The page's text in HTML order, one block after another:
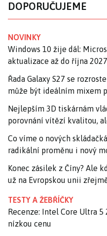
DOPORUČUJEME
NOVINKY
Windows 10 žije dál:
aktualizace až do října 2027
Řada Galaxy S27 se
může být ideálním mixem
Nejlepším 3D tiskárnám
porovnání vítězí kvalitou,
Co víme o nových
radikální proměnu i nový
Konec zásilek z Číny? Ale
už na Evropskou unii
TESTY A ŽEBŘÍČKY
Recenze: Intel Core Ultra 5
nízkou cenu